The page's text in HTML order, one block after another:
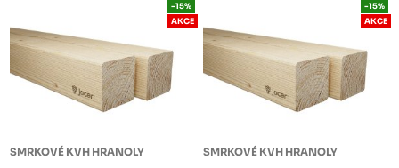
SMRKOVÉ KVH HRANOLY
-15%
AKCE
SMRKOVÉ KVH HRANOLY
-15%
AKCE